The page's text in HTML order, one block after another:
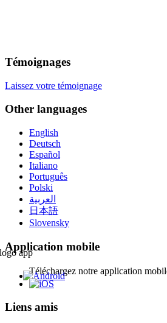
Témoignages
Laissez votre témoignage
Other languages
English
Deutsch
Español
Italiano
Português
Polski
العربية
日本語
Slovensky
Application mobile
Téléchargez notre application
Liens amis